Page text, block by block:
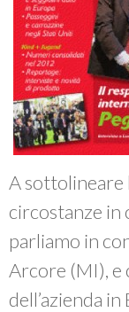
A sottolineare
circostanze in
parliamo in
Arcore (MI), e
dell’azienda